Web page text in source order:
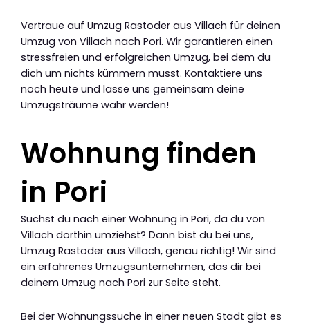
Vertraue auf Umzug Rastoder aus Villach für deinen
Umzug von Villach nach Pori. Wir garantieren einen
stressfreien und erfolgreichen Umzug, bei dem du
dich um nichts kümmern musst. Kontaktiere uns
noch heute und lasse uns gemeinsam deine
Umzugsträume wahr werden!
Wohnung finden
in Pori
Suchst du nach einer Wohnung in Pori, da du von
Villach dorthin umziehst? Dann bist du bei uns,
Umzug Rastoder aus Villach, genau richtig! Wir sind
ein erfahrenes Umzugsunternehmen, das dir bei
deinem Umzug nach Pori zur Seite steht.
Bei der Wohnungssuche in einer neuen Stadt gibt es